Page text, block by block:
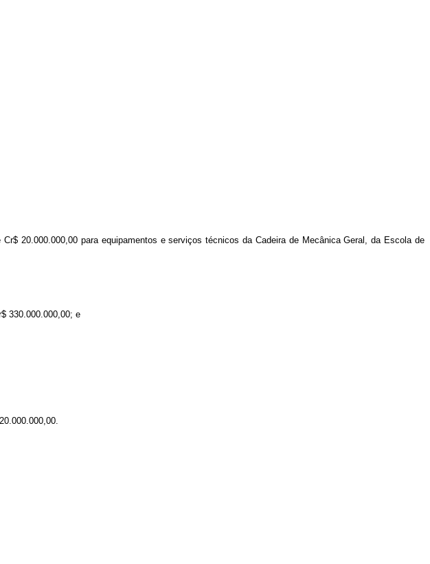
20.000.000,00 para equipamentos e serviços técnicos da Cadeira de Mecânica Geral, da Escola de
330.000.000,00; e